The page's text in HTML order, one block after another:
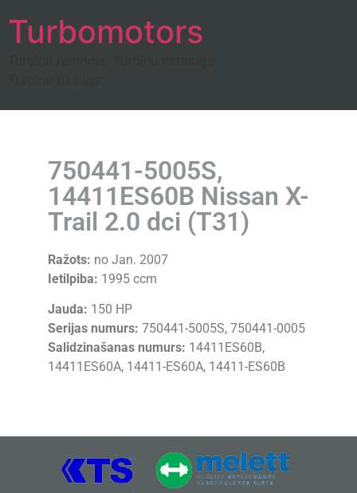
Turbomotors
750441-5005S,
14411ES60B Nissan X-
Trail 2.0 dci (T31)
Ražots: no Jan. 2007
Ietilpiba: 1995 ccm
Jauda: 150 HP
Serijas numurs: 750441-5005S, 750441-0005
Salidzinašanas numurs: 14411ES60B,
14411ES60A, 14411-ES60A, 14411-ES60B